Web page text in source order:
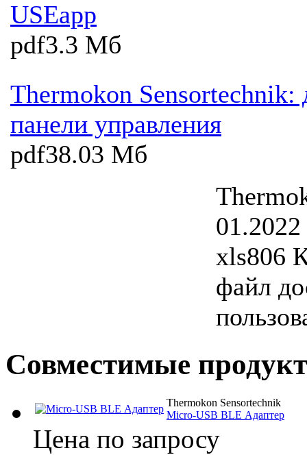
USEapp
pdf3.3 Мб
Thermokon Sensortechnik:
панели управления
pdf38.03 Мб
01.2022
xls806
файл
Совместимые
Thermokon Sensortechnik
Micro-USB BLE Адаптер
Цена по запросу